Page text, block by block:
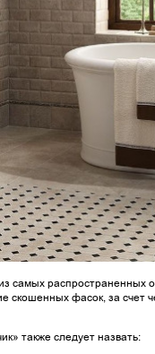
самых распространенных
скошенных фасок, за счет
также следует назвать: